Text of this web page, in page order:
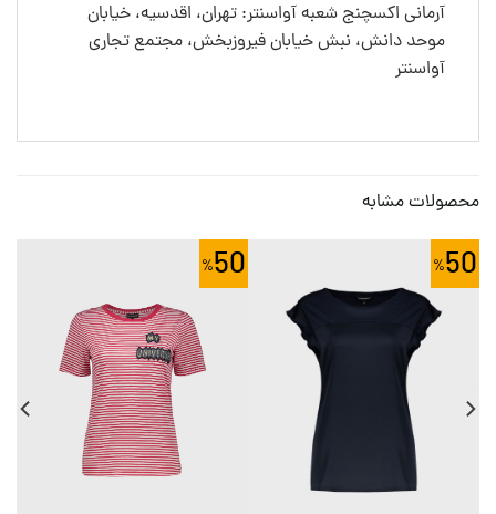
آرمانی اکسچنج شعبه آواسنتر: تهران، اقدسیه، خیابان
موحد دانش، نبش خیابان فیروزبخش، مجتمع تجاری
آواسنتر
محصولات مشابه
50
50